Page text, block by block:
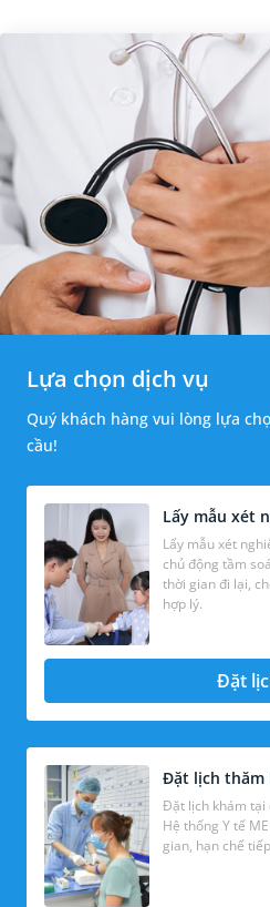
Lựa chọn dịch vụ
Quý khách hàng vui lòng lựa
cầu!
Lấy mẫu xét
Lấy mẫu xét
chủ động tầm
thời gian đi lại, chờ đợi kết quả với mức chi phí
hợp lý.
Đặt
Đặt lịch thăm
Đặt lịch khám tại
Hệ thống Y tế